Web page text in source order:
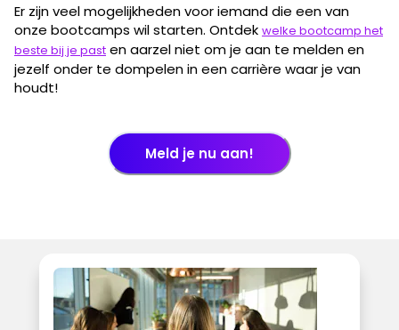
Er zijn veel mogelijkheden voor iemand die een van
onze bootcamps wil starten. Ontdek welke bootcamp het
beste bij je past en aarzel niet om je aan te melden en
jezelf onder te dompelen in een carrière waar je van
houdt!
Meld je nu aan!